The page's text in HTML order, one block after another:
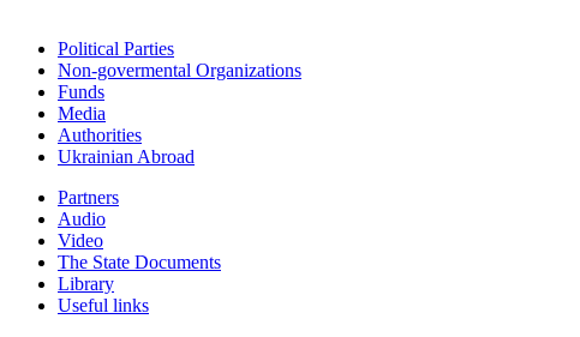
Political Parties
Non-govermental Organizations
Funds
Мedia
Authorities
Ukrainian Abroad
Partners
Audio
Video
The State Documents
Library
Useful links